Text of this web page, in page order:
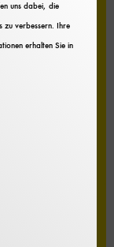
uns dabei, die
zu verbessern. Ihre
erhalten Sie in